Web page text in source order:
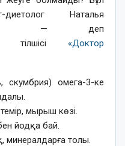
диетолог Наталья
— деп
тілшісі «Доктор
омега-3-ке
мырыш көзі.
йодқа бай.
минералдарға толы.